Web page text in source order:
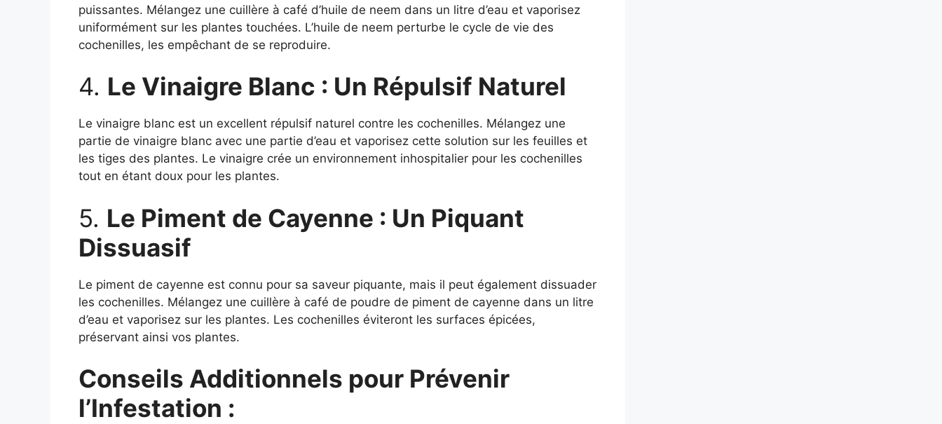
puissantes. Mélangez une cuillère à café d’huile de neem dans un litre d’eau et vaporisez
uniformément sur les plantes touchées. L’huile de neem perturbe le cycle de vie des
cochenilles, les empêchant de se reproduire.
4. Le Vinaigre Blanc : Un Répulsif Naturel
Le vinaigre blanc est un excellent répulsif naturel contre les cochenilles. Mélangez une
partie de vinaigre blanc avec une partie d’eau et vaporisez cette solution sur les feuilles et
les tiges des plantes. Le vinaigre crée un environnement inhospitalier pour les cochenilles
tout en étant doux pour les plantes.
5. Le Piment de Cayenne : Un Piquant
Dissuasif
Le piment de cayenne est connu pour sa saveur piquante, mais il peut également dissuader
les cochenilles. Mélangez une cuillère à café de poudre de piment de cayenne dans un litre
d’eau et vaporisez sur les plantes. Les cochenilles éviteront les surfaces épicées,
préservant ainsi vos plantes.
Conseils Additionnels pour Prévenir
l’Infestation :